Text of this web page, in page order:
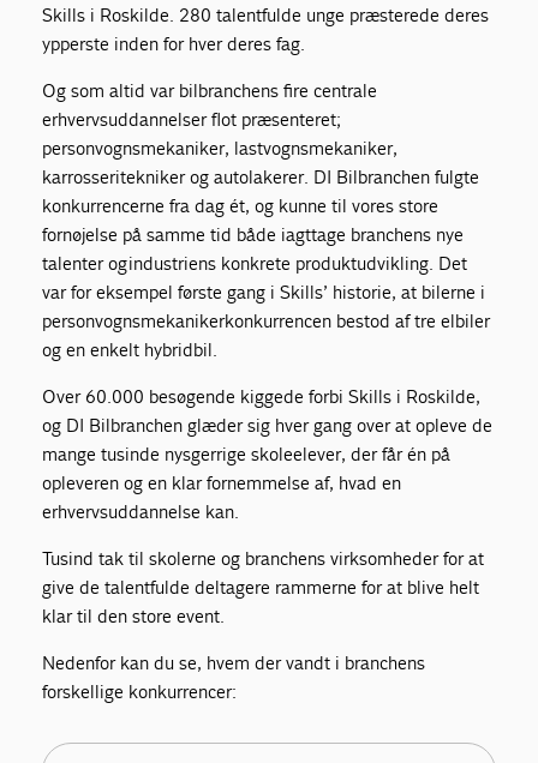
Skills i Roskilde. 280 talentfulde unge præsterede deres
ypperste inden for hver deres fag.
Og som altid var bilbranchens fire centrale
erhvervsuddannelser flot præsenteret;
personvognsmekaniker, lastvognsmekaniker,
karrosseritekniker og autolakerer. DI Bilbranchen fulgte
konkurrencerne fra dag ét, og kunne til vores store
fornøjelse på samme tid både iagttage branchens nye
talenter og industriens konkrete produktudvikling. Det
var for eksempel første gang i Skills’ historie, at bilerne i
personvognsmekanikerkonkurrencen bestod af tre elbiler
og en enkelt hybridbil.
Over 60.000 besøgende kiggede forbi Skills i Roskilde,
og DI Bilbranchen glæder sig hver gang over at opleve de
mange tusinde nysgerrige skoleelever, der får én på
opleveren og en klar fornemmelse af, hvad en
erhvervsuddannelse kan.
Tusind tak til skolerne og branchens virksomheder for at
give de talentfulde deltagere rammerne for at blive helt
klar til den store event.
Nedenfor kan du se, hvem der vandt i branchens
forskellige konkurrencer: